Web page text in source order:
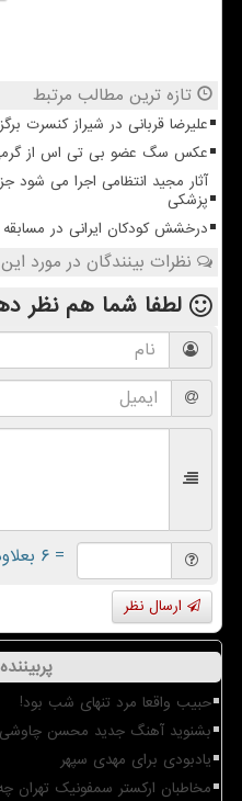
تازه ترین مطالب مرتبط
علیرضا قربانی در شیراز کنسرت
عکس سگ عضو بی تی اس از
آثار مجید انتظامی اجرا می شود
پزشکی
درخشش کودکان ایرانی در
نظرات بینندگان در مورد
لطفا شما همنظر
= ۶ بعلاوه ۴
ارسال نظر
حبیب واقعا مرد تنهای شب بود!
بشنوید آهنگ جدید محسن چاوشی
یادبودی برای مهدی سپهر
مخاطبان ارکستر سمفونیک تهران